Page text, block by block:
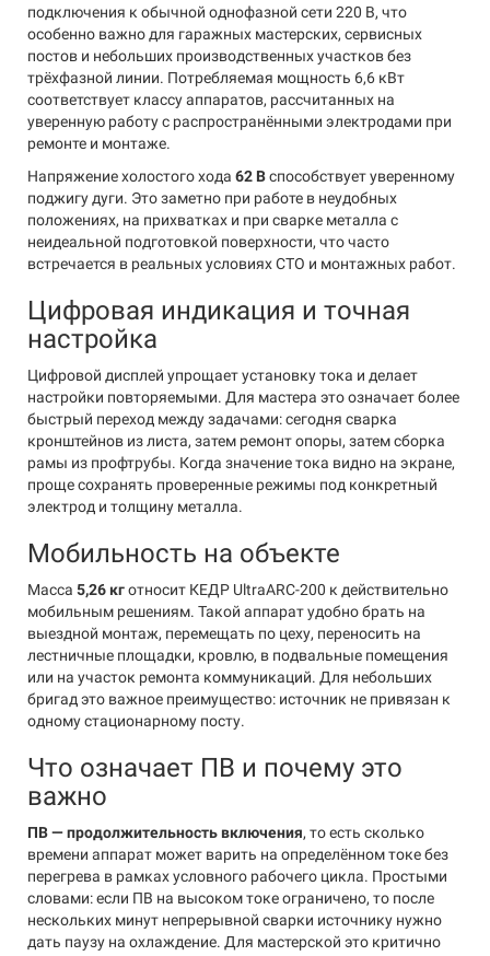
подключения к обычной однофазной сети 220 В, что
особенно важно для гаражных мастерских, сервисных
постов и небольших производственных участков без
трёхфазной линии. Потребляемая мощность 6,6 кВт
соответствует классу аппаратов, рассчитанных на
уверенную работу с распространёнными электродами при
ремонте и монтаже.
Напряжение холостого хода 62 Вспособствует уверенному
поджигу дуги. Это заметно при работе в неудобных
положениях, на прихватках и при сварке металла с
неидеальной подготовкой поверхности, что часто
встречается в реальных условиях СТО и монтажных работ.
Цифровая индикация и точная
настройка
Цифровой дисплей упрощает установку тока и делает
настройки повторяемыми. Для мастера это означает более
быстрый переход между задачами: сегодня сварка
кронштейнов из листа, затем ремонт опоры, затем сборка
рамы из профтрубы. Когда значение тока видно на экране,
проще сохранять проверенные режимы под конкретный
электрод и толщину металла.
Мобильность на объекте
Масса 5,26 кготносит КЕДР UltraARC-200 к действительно
мобильным решениям. Такой аппарат удобно брать на
выездной монтаж, перемещать по цеху, переносить на
лестничные площадки, кровлю, в подвальные помещения
или на участок ремонта коммуникаций. Для небольших
бригад это важное преимущество: источник не привязан к
одному стационарному посту.
Что означает ПВ и почему это
важно
ПВ — продолжительность включения, то есть сколько
времени аппарат может варить на определённом токе без
перегрева в рамках условного рабочего цикла. Простыми
словами: если ПВ на высоком токе ограничено, то после
нескольких минут непрерывной сварки источнику нужно
дать паузу на охлаждение. Для мастерской это критично